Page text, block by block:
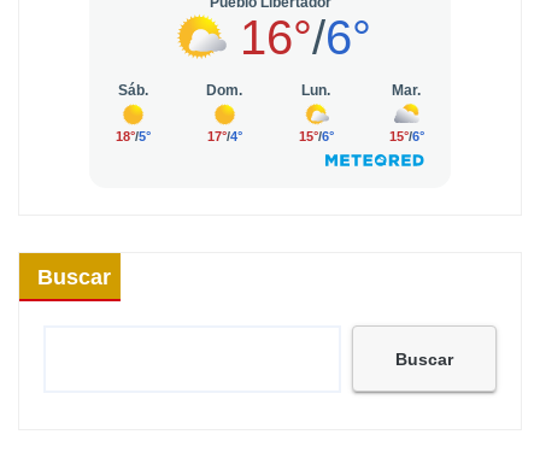
Buscar
Buscar